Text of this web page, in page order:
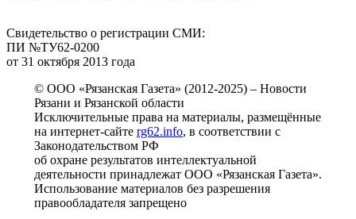
Свидетельство о регистрации СМИ:
ПИ №ТУ62-0200
от 31 октября 2013 года
© ООО «Рязанская Газета» (2012-2025) – Новости
Рязани и Рязанской области
Исключительные права на материалы, размещённые
на интернет-сайте rg62.info, в соответствии с
Законодательством РФ
об охране результатов интеллектуальной
деятельности принадлежат ООО «Рязанская Газета».
Использование материалов без разрешения
правообладателя запрещено